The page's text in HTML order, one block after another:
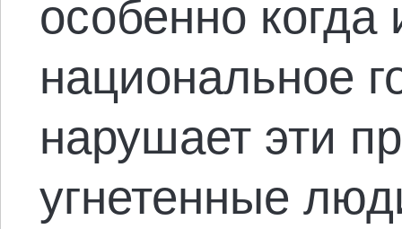
особенно когда
национальное
нарушает эти
угнетенные